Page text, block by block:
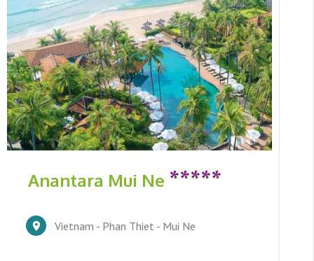
Anantara Mui Ne
Vietnam - Phan Thiet - Mui Ne